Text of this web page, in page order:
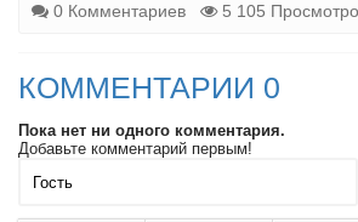
0 Комментариев
5 105
КОММЕНТАРИИ 0
Пока нет ни одного комментария.
Добавьте комментарий первым!